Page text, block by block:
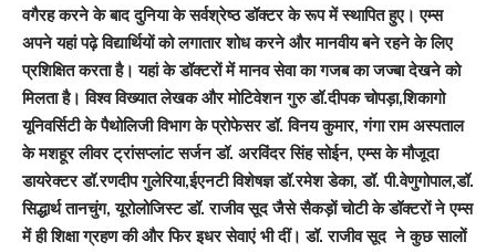
वगैरह करने के बाद दुनिया के सर्वश्रेष्ठ डॉक्टर के रूप में स्थापित हुए। एम्स
अपने यहां पढ़े विद्यार्थियों को लगातार शोध करने और मानवीय बने रहने के लिए
प्रशिक्षित करता है। यहां के डॉक्टरों में मानव सेवा का गजब का जज्बा देखने को
मिलता है। विश्व विख्यात लेखक और मोटिवेशन गुरु डॉ.दीपक चोपड़ा,शिकागो
यूनिवर्सिटी के पैथोलिजी विभाग के प्रोफेसर डॉ. विनय कुमार, गंगा राम अस्पताल
के मशहूर लीवर ट्रांसप्लांट सर्जन डॉ. अरविंदर सिंह सोईन, एम्स के मौजूदा
डायरेक्टर डॉ.रणदीप गुलेरिया,ईएनटी विशेषज्ञ डॉ.रमेश डेका, डॉ. पी.वेणुगोपाल,डॉ.
सिद्धार्थ तानचुंग, यूरोलोजिस्ट डॉ. राजीव सूद जैसे सैकड़ों चोटी के डॉक्टरों ने एम्स
में ही शिक्षा ग्रहण की और फिर इधर सेवाएं भी दीं। डॉ. राजीव सूद ने कुछ सालों